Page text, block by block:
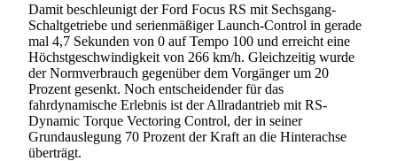
Damit beschleunigt der Ford Focus RS mit Sechsgang-
Schaltgetriebe und serienmäßiger Launch-Control in gerade
mal 4,7 Sekunden von 0 auf Tempo 100 und erreicht eine
Höchstgeschwindigkeit von 266 km/h. Gleichzeitig wurde
der Normverbrauch gegenüber dem Vorgänger um 20
Prozent gesenkt. Noch entscheidender für das
fahrdynamische Erlebnis ist der Allradantrieb mit RS-
Dynamic Torque Vectoring Control, der in seiner
Grundauslegung 70 Prozent der Kraft an die Hinterachse
überträgt.